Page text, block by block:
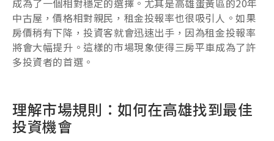
成為了一個相對穩定的選擇。尤其是高雄蛋黃區的20年
中古屋，價格相對親民，租金投報率也很吸引人。如果
房價稍有下降，投資客就會迅速出手，因為租金投報率
將會大幅提升。這樣的市場現象使得三房平車成為了許
多投資者的首選。
理解市場規則：如何在高雄找到最佳
投資機會